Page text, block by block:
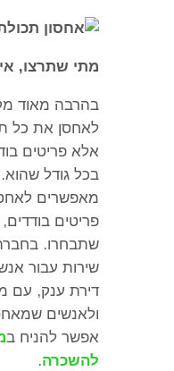
מתי שתרצו,
בהרבה מאוד
לאחסן את כל
אלא פריטים
בכל גודל שהוא.
מאפשרים
פריטים בודדים,
שתבחרו.
שירות עבור
דירת ענק, עם
ולאנשים
אפשר להניח ב
להשכרה.